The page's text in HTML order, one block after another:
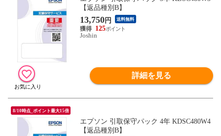
【返品種別B】
13,750円 送料無料
125
Joshin
詳細を見る
8/10時点_ポイント最大15倍
エプソン 引取保守パック 4年 KDSC480W4
【返品種別B】